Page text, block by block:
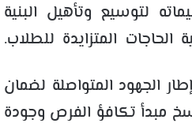
لتوسيع وتأهيل البنية
الحاجات المتزايدة للطلاب.
الجهود المتواصلة لضمان
مبدأ تكافؤ الفرص وجودة